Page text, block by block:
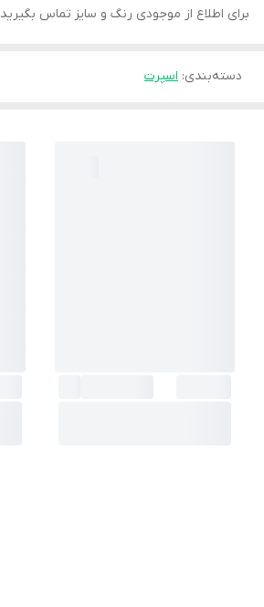
برای اطلاع از موجودی رنگ و سایز تماس بگیرید
دسته‌بندی: اسپرت